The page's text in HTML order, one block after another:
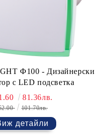
Ф100 - Дизайнерски
с LED подсветка
81.36лв.
101.70лв.
детайли